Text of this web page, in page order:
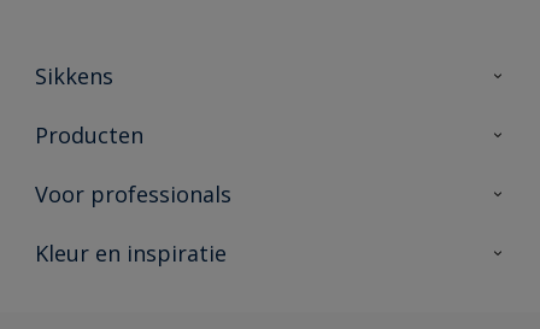
Sikkens
Over Sikkens
Duurzaamheid
Producten
Producten voor binnen
Vind je verkooppunt
Voor professionals
Advies & service
Kleur en inspiratie